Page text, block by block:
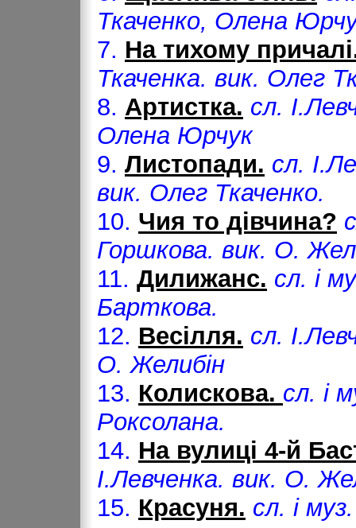
Ткаченко, Олена
7. На тихому
Ткаченка. вик. Олег
8. Артистка. сл.
Олена Юрчук
9. Листопади. сл.
вик. Олег Ткаченко.
10. Чия то дівчина?
Горшкова. вик. О.
11. Дилижанс. сл. і
Барткова.
12. Весілля. сл.
О. Желибін
13. Колискова. сл. і
Роксолана.
14. На вулиці 4-й
І.Левченка. вик. О.
15. Красуня. сл. і